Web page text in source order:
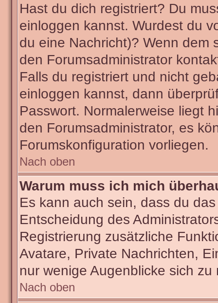
Hast du dich registriert? Du
einloggen kannst. Wurdest du
du eine Nachricht)? Wenn dem
den Forumsadministrator
Falls du registriert und nicht
einloggen kannst, dann
Passwort. Normalerweise liegt
den Forumsadministrator, es
Forumskonfiguration vorliegen.
Nach oben
Warum muss ich mich
Es kann auch sein, dass du
Entscheidung des
Registrierung zusätzliche
Avatare, Private Nachrichten,
nur wenige Augenblicke sich
Nach oben